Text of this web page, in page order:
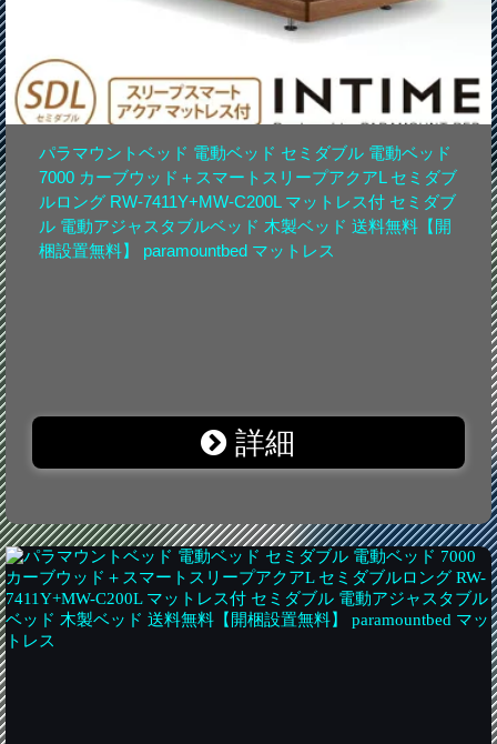
パラマウントベッド 電動ベッド セミダブル 電動ベッド
7000 カーブウッド＋スマートスリープアクアL セミダブ
ルロング RW-7411Y+MW-C200L マットレス付 セミダブ
ル 電動アジャスタブルベッド 木製ベッド 送料無料【開
梱設置無料】 paramountbed マットレス
詳細